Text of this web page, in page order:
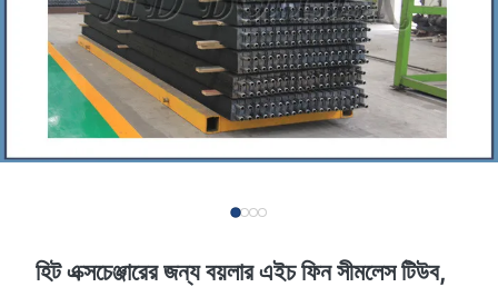
হিট এক্সচেঞ্জারের জন্য বয়লার এইচ ফিন সীমলেস টিউব,